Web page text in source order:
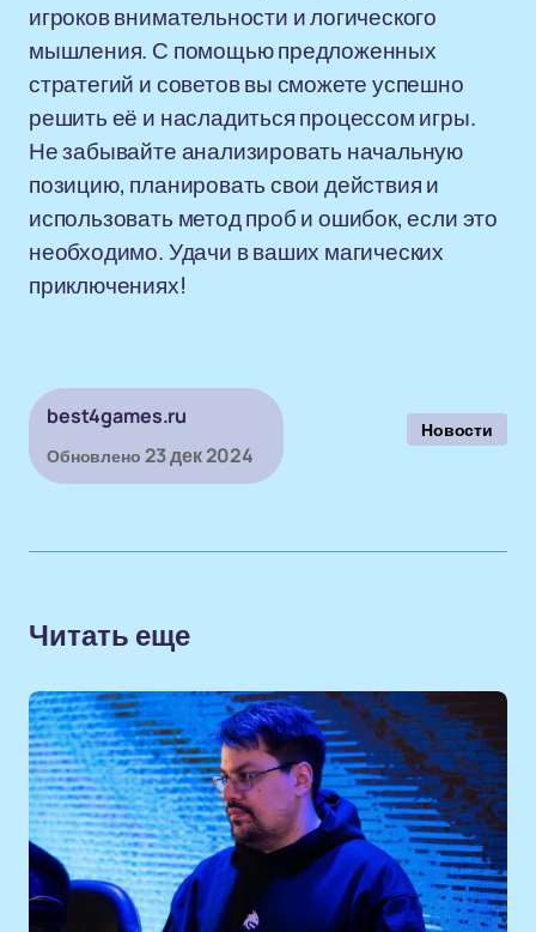
игроков внимательности и логического
мышления. С помощью предложенных
стратегий и советов вы сможете успешно
решить её и насладиться процессом игры.
Не забывайте анализировать начальную
позицию, планировать свои действия и
использовать метод проб и ошибок, если это
необходимо. Удачи в ваших магических
приключениях!
best4games.ru
Обновлено 23 дек 2024
Новости
Читать еще